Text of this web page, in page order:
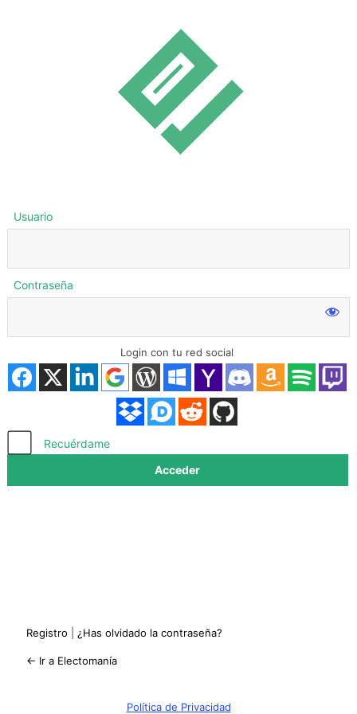
Acceder
Usuario
Contraseña
Login con tu red social
Recuérdame
Registro ¿Has olvidado la contraseña?
← Ir a Electomanía
Política de Privacidad